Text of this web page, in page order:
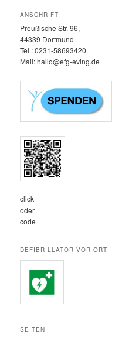
ANSCHRIFT
Preußische Str. 96,
44339 Dortmund
Tel.: 0231-58693420‬
Mail: hallo@efg-eving.de
click
oder
code
DEFIBRILLATOR VOR ORT
SEITEN